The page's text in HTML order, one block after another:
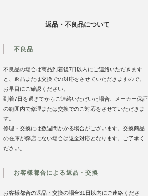
返品・不良品について
不良品
不良品の場合は商品到着後7日以内にご連絡いただきます
と、返品または交換での対応をさせていただきますので、
お早目にご確認ください。
到着7日を過ぎてからご連絡いただいた場合、メーカー保証
の範囲内で修理または交換でのご対応をさせていただきま
す。
修理・交換には数週間かかる場合がございます。交換商品
の在庫が弊店にない場合は返金対応となります。ご了承く
ださい。
お客様都合による返品・交換
お客様都合の返品・交換の場合31日以内にご連絡くださ